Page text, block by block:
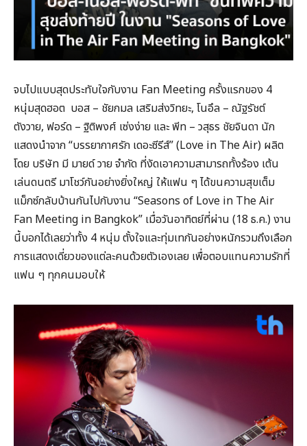
จบไปแบบสุดประทับใจกับงาน Fan Meeting ครั้งแรกของ 4
หนุ่มสุดฮอต บอส – ชัยกมล เสริมส่งวิทยะ, โนอึล – ณัฐรัชต์
ตังวาย, ฟอร์ด – ฐิติพงศ์ เซ่งง่าย และ พีท – วสุธร ชัยจินดา นัก
แสดงนำจาก “บรรยากาศรัก เดอะซีรีส์” (Love in The Air) ผลิต
โดย บริษัท มี มายด์ วาย จำกัด ที่งัดเอาความสามารถทั้งร้อง เต้น
เล่นดนตรี มาโชว์กันอย่างยิ่งใหญ่ ให้แฟน ๆ ได้ขนความสุขเต็ม
แม็กซ์กลับบ้านกันไปกับงาน “Seasons of Love in The Air
Fan Meeting in Bangkok” เมื่อวันอาทิตย์ที่ผ่าน (18 ธ.ค.) งาน
นี้บอกได้เลยว่าทั้ง 4 หนุ่ม ตั้งใจและทุ่มเทกันอย่างหนักรวมถึงเลือก
การแสดงเดี่ยวของแต่ละคนด้วยตัวเองเลย เพื่อตอบแทนความรักที่
แฟน ๆ ทุกคนมอบให้